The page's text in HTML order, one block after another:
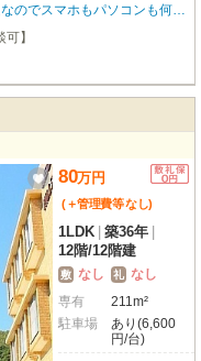
い暑さになってきておりま
郊エリアのお部屋幅広くご
いただけます💳 お問い合わ
までお気軽に✨
】
80万円
(＋管理費等なし)
1LDK 築36年
12階/12階建
敷 なし 礼 なし
専有
211m²
駐車場
あり(6,600
円/台)